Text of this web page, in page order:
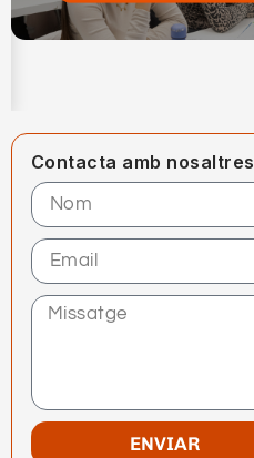
Contacta amb nosaltres
ENVIAR